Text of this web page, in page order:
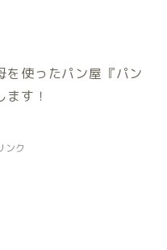
を使ったパン屋『パン
す！
ンク